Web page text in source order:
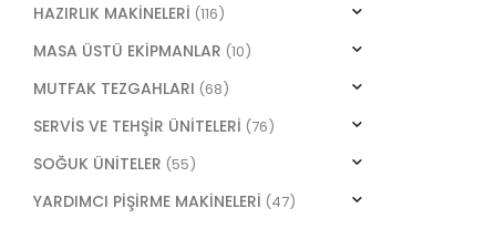
HAZIRLIK MAKİNELERİ (116)
MASA ÜSTÜ EKİPMANLAR (10)
MUTFAK TEZGAHLARI (68)
SERVİS VE TEHŞİR ÜNİTELERİ (76)
SOĞUK ÜNİTELER (55)
YARDIMCI PİŞİRME MAKİNELERİ (47)